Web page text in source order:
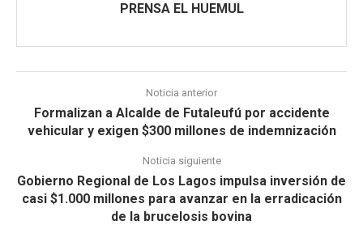
PRENSA EL HUEMUL
Noticia anterior
Formalizan a Alcalde de Futaleufú por accidente
vehicular y exigen $300 millones de indemnización
Noticia siguiente
Gobierno Regional de Los Lagos impulsa inversión de
casi $1.000 millones para avanzar en la erradicación
de la brucelosis bovina